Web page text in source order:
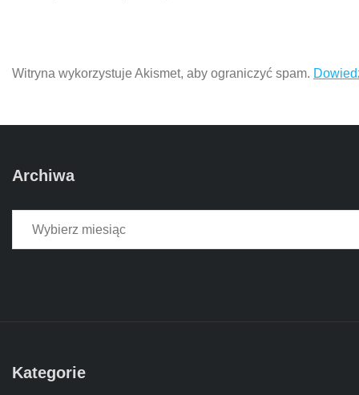
Witryna wykorzystuje Akismet, aby ograniczyć spam.
Archiwa
Kategorie